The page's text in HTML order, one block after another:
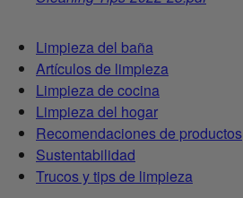
Limpieza del baña
Artículos de limpieza
Limpieza de cocina
Limpieza del hogar
Recomendaciones de productos
Sustentabilidad
Trucos y tips de limpieza